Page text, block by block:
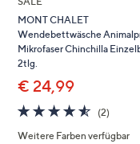
MONT CHALET
Wendebettwäsche
Mikrofaser Chinchilla
2tlg.
€ 24,99
4.5
von
5
(2)2
Weitere Farben verfügbar